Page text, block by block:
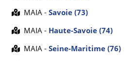
MAIA - Savoie (73)
MAIA - Haute-Savoie (74)
MAIA - Seine-Maritime (76)